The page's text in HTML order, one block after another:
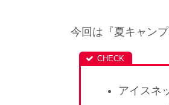
今回は『夏キャン
アイスネ